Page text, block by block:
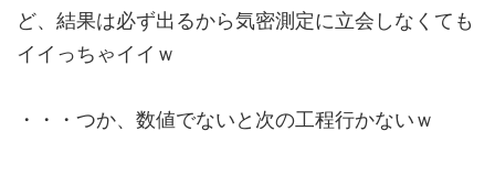
ど、結果は必ず出るから気密測定に立会しなくても
イイっちゃイイｗ
・・・つか、数値でないと次の工程行かないｗ